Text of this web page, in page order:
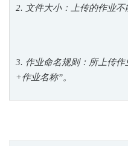
2. 文件大小：上传的作业不
3. 作业命名规则：所上传
+作业名称”。